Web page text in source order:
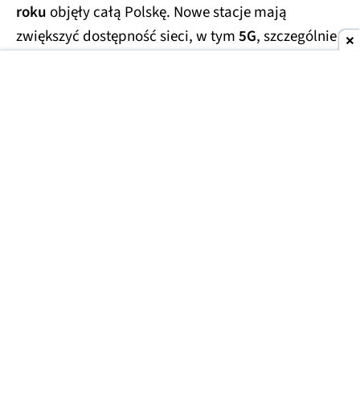
rokuobjęły całą Polskę. Nowe stacje mają
zwiększyć dostępność sieci, w tym5G, szczególnie